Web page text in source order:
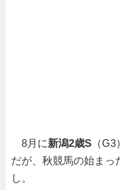
8月に新潟2歳S （
だが、秋競馬の始まっ
し。